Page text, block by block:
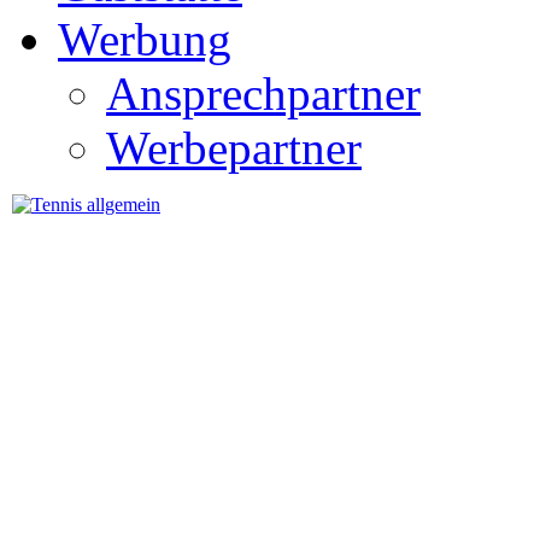
Werbung
Ansprechpartner
Werbepartner